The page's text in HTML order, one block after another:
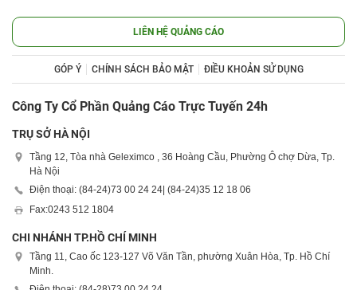
LIÊN HỆ QUẢNG CÁO
GÓP Ý CHÍNH SÁCH BẢO MẬT ĐIỀU KHOẢN SỬ DỤNG
Công Ty Cổ Phần Quảng Cáo Trực Tuyến 24h
TRỤ SỞ HÀ NỘI
Tầng 12, Tòa nhà Geleximco , 36 Hoàng Cầu, Phường Ô chợ Dừa, Tp.
Hà Nội
Điện thoại: (84-24)73 00 24 24 | (84-24)35 12 18 06
Fax:0243 512 1804
CHI NHÁNH TP.HỒ CHÍ MINH
Tầng 11, Cao ốc 123-127 Võ Văn Tần, phường Xuân Hòa, Tp. Hồ Chí
Minh.